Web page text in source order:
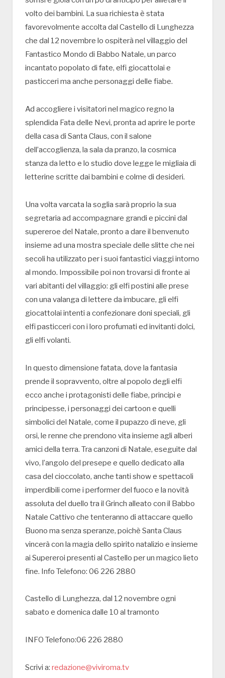
volto dei bambini. La sua richiesta è stata
favorevolmente accolta dal Castello di Lunghezza
che dal 12 novembre lo ospiterà nel villaggio del
Fantastico Mondo di Babbo Natale, un parco
incantato popolato di fate, elfi giocattolai e
pasticceri ma anche personaggi delle fiabe.
Ad accogliere i visitatori nel magico regno la
splendida Fata delle Nevi, pronta ad aprire le porte
della casa di Santa Claus, con il salone
dell’accoglienza, la sala da pranzo, la cosmica
stanza da letto e lo studio dove legge le migliaia di
letterine scritte dai bambini e colme di desideri.
Una volta varcata la soglia sarà proprio la sua
segretaria ad accompagnare grandi e piccini dal
supereroe del Natale, pronto a dare il benvenuto
insieme ad una mostra speciale delle slitte che nei
secoli ha utilizzato per i suoi fantastici viaggi intorno
al mondo. Impossibile poi non trovarsi di fronte ai
vari abitanti del villaggio: gli elfi postini alle prese
con una valanga di lettere da imbucare, gli elfi
giocattolai intenti a confezionare doni speciali, gli
elfi pasticceri con i loro profumati ed invitanti dolci,
gli elfi volanti.
In questo dimensione fatata, dove la fantasia
prende il sopravvento, oltre al popolo degli elfi
ecco anche i protagonisti delle fiabe, principi e
principesse, i personaggi dei cartoon e quelli
simbolici del Natale, come il pupazzo di neve, gli
orsi, le renne che prendono vita insieme agli alberi
amici della terra. Tra canzoni di Natale, eseguite dal
vivo, l’angolo del presepe e quello dedicato alla
casa del cioccolato, anche tanti show e spettacoli
imperdibili come i performer del fuoco e la novità
assoluta del duello tra il Grinch alleato con il Babbo
Natale Cattivo che tenteranno di attaccare quello
Buono ma senza speranze, poichè Santa Claus
vincerà con la magia dello spirito natalizio e insieme
ai Supereroi presenti al Castello per un magico lieto
fine. Info Telefono: 06 226 2880
Castello di Lunghezza, dal 12 novembre ogni
sabato e domenica dalle 10 al tramonto
INFO Telefono:06 226 2880
Scrivi a: redazione@viviroma.tv